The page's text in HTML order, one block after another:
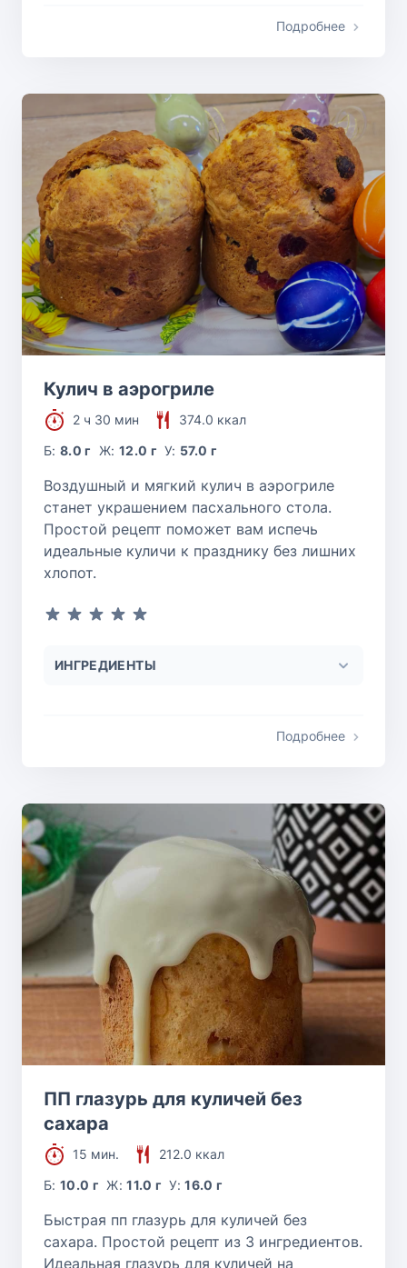
Подробнее
Кулич в аэрогриле
2 ч 30 мин
374.0 ккал
Б:8.0 г Ж: 12.0 г У: 57.0 г
Воздушный и мягкий кулич в аэрогриле
станет украшением пасхального стола.
Простой рецепт поможет вам испечь
идеальные куличи к празднику без лишних
хлопот.
ИНГРЕДИЕНТЫ
Подробнее
ПП глазурь для куличей без
сахара
15 мин.
212.0 ккал
Б:10.0 г Ж:11.0 г У:16.0 г
Быстрая пп глазурь для куличей без
сахара. Простой рецепт из 3 ингредиентов.
Идеальная глазурь для куличей на